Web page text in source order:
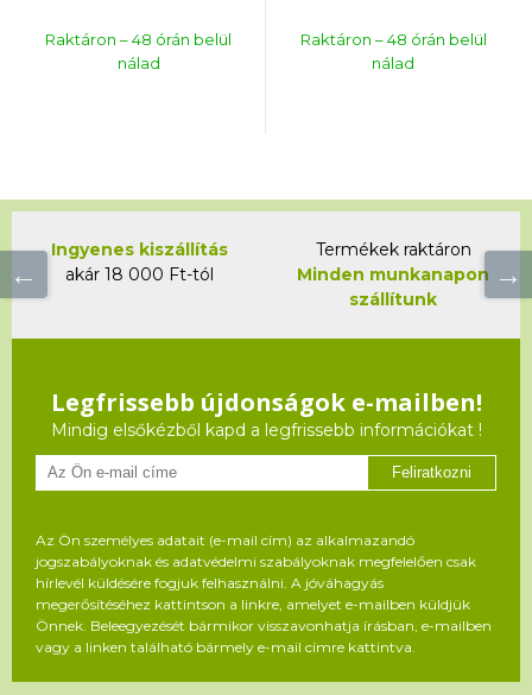
Raktáron – 48 órán belül
nálad
Raktáron – 48 órán belül
nálad
Ingyenes kiszállítás
akár 18 000 Ft-tól
Termékek raktáron
Minden munkanapon
szállítunk
Legfrissebb újdonságok e-mailben!
Mindig elsőkézből kapd a legfrissebb információkat !
Feliratkozni
Az Ön személyes adatait (e-mail cím) az alkalmazandó
jogszabályoknak és adatvédelmi szabályoknak megfelelően csak
hírlevél küldésére fogjuk felhasználni. A jóváhagyás
megerősítéséhez kattintson a linkre, amelyet e-mailben küldjük
Önnek. Beleegyezését bármikor visszavonhatja írásban, e-mailben
vagy a linken található bármely e-mail címre kattintva.